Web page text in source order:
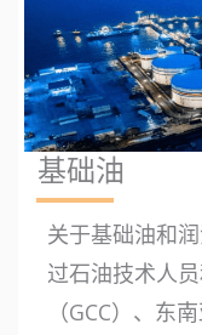
基础油
关于基础油和
过石油技术人
（GCC）、东